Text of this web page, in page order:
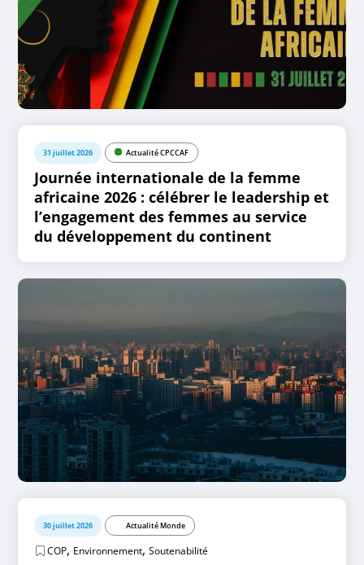
31 juillet 2026 Actualité CPCCAF
Journée internationale de la femme
africaine 2026 : célébrer le leadership et
l’engagement des femmes au service
du développement du continent
30 juillet 2026 Actualité Monde
COP, Environnement,Soutenabilité